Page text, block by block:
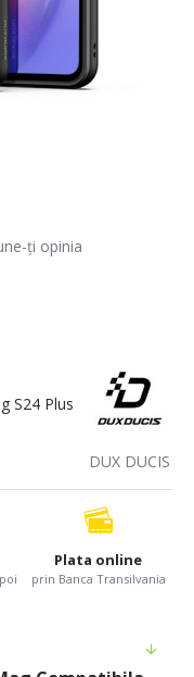
S24 Plus
DUX DUCIS
ţi opinia
Plata online
prin Banca Transilvania